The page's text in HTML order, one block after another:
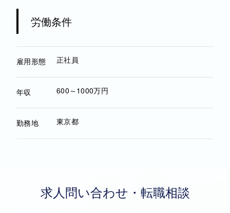
労働条件
雇用形態 正社員
年収 600～1000万円
勤務地 東京都
求人問い合わせ・転職相談